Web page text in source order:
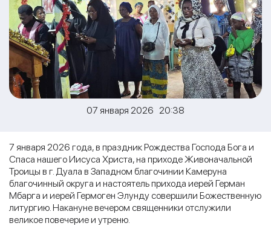
07 января 2026 20:38
7 января 2026 года, в праздник Рождества Господа Бога и
Спаса нашего Иисуса Христа, на приходе Живоначальной
Троицы в г. Дуала в Западном благочинии Камеруна
благочинный округа и настоятель прихода иерей Герман
Мбарга и иерей Гермоген Элунду совершили Божественную
литургию. Накануне вечером священники отслужили
великое повечерие и утреню.